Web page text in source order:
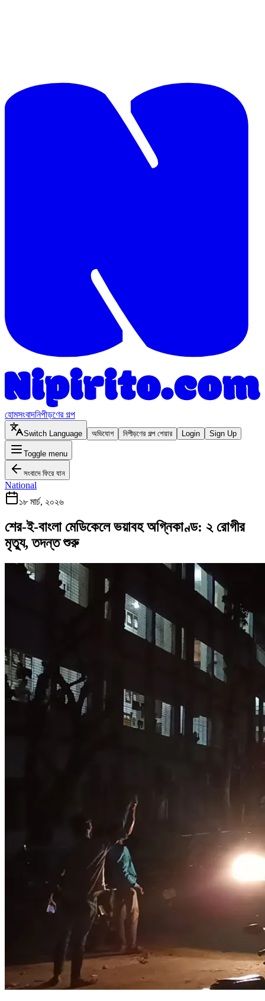
হোমসংবাদনিপীড়ণের গল্প
Switch Language অভিযোগ নিপীড়ণের গল্প শেয়ার Login Sign Up
Toggle menu
সংবাদে ফিরে যান
National
১৮ মার্চ, ২০২৬
শের-ই-বাংলা মেডিকেলে ভয়াবহ অগ্নিকাণ্ড: ২ রোগীর
মৃত্যু, তদন্ত শুরু